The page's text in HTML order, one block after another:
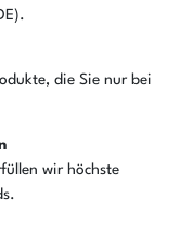
die Sie nur bei
wir höchste